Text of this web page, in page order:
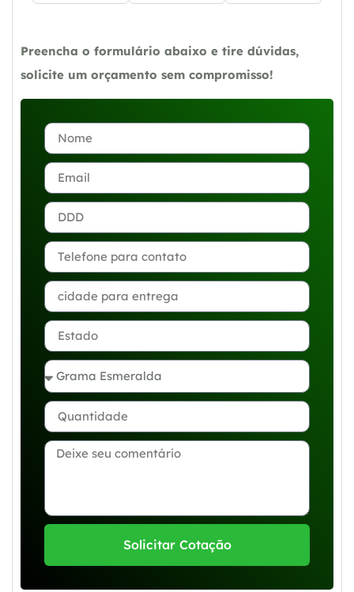
Preencha o formulário abaixo e tire dúvidas,
solicite um orçamento sem compromisso!
Solicitar Cotação